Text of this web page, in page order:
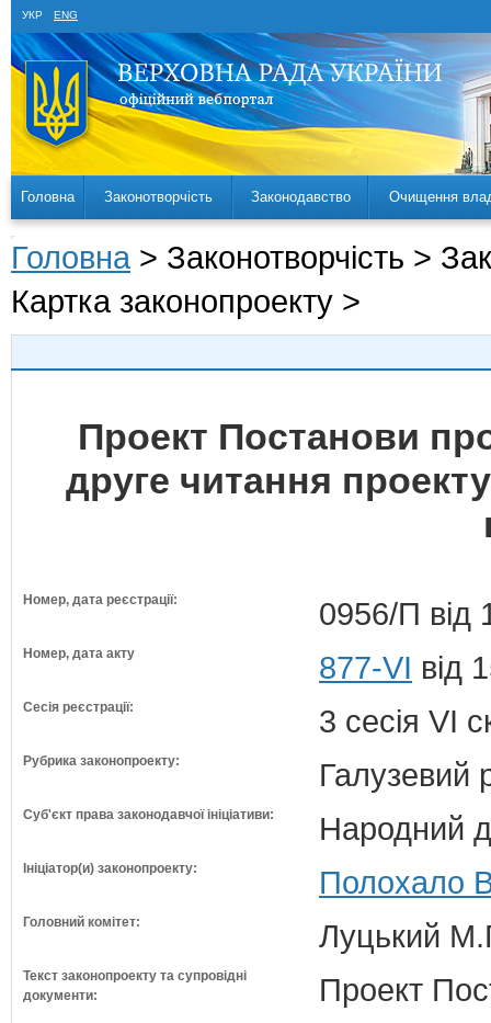
УКР ENG
Головна Законотворчість Законодавство Очищення
Головна > Законотворчість >
Картка законопроекту >
Проект Постанови
друге читання
Номер, дата реєстрації: 0956/П від
Номер, дата акту 877-VI від
Сесія реєстрації: 3 сесія VI
Рубрика законопроекту: Галузевий
Суб'єкт права законодавчої ініціативи: Народний
Ініціатор(и) законопроекту: Полохало
Головний комітет: Луцький
Текст законопроекту та супровідні
документи:
Проект